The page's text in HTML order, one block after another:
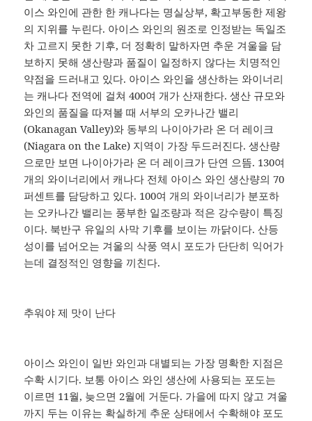
이스 와인에 관한 한 캐나다는 명실상부, 확고부동한 제왕
의 지위를 누린다. 아이스 와인의 원조로 인정받는 독일조
차 고르지 못한 기후, 더 정확히 말하자면 추운 겨울을 담
보하지 못해 생산량과 품질이 일정하지 않다는 치명적인
약점을 드러내고 있다. 아이스 와인을 생산하는 와이너리
는 캐나다 전역에 걸쳐 400여 개가 산재한다. 생산 규모와
와인의 품질을 따져볼 때 서부의 오카나간 밸리
(Okanagan Valley)와 동부의 나이아가라 온 더 레이크
(Niagara on the Lake) 지역이 가장 두드러진다. 생산량
으로만 보면 나이아가라 온 더 레이크가 단연 으뜸. 130여
개의 와이너리에서 캐나다 전체 아이스 와인 생산량의 70
퍼센트를 담당하고 있다. 100여 개의 와이너리가 분포하
는 오카나간 밸리는 풍부한 일조량과 적은 강수량이 특징
이다. 북반구 유일의 사막 기후를 보이는 까닭이다. 산등
성이를 넘어오는 겨울의 삭풍 역시 포도가 단단히 익어가
는데 결정적인 영향을 끼친다.
추워야 제 맛이 난다
아이스 와인이 일반 와인과 대별되는 가장 명확한 지점은
수확 시기다. 보통 아이스 와인 생산에 사용되는 포도는
이르면 11월, 늦으면 2월에 거둔다. 가을에 따지 않고 겨울
까지 두는 이유는 확실하게 추운 상태에서 수확해야 포도